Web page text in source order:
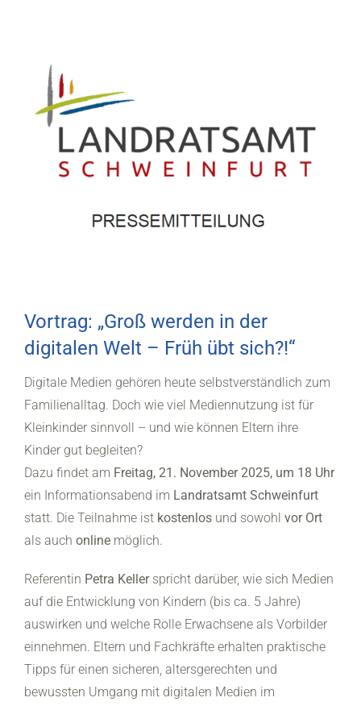
Vortrag: „Groß werden in der
digitalen Welt – Früh übt sich?!“
Digitale Medien gehören heute selbstverständlich zum
Familienalltag. Doch wie viel Mediennutzung ist für
Kleinkinder sinnvoll – und wie können Eltern ihre
Kinder gut begleiten?
Dazu findet am Freitag, 21. November 2025, um 18 Uhr
ein Informationsabend im Landratsamt Schweinfurt
statt. Die Teilnahme ist kostenlosund sowohl vor Ort
als auch onlinemöglich.
Referentin Petra Kellerspricht darüber, wie sich Medien
auf die Entwicklung von Kindern (bis ca. 5 Jahre)
auswirken und welche Rolle Erwachsene als Vorbilder
einnehmen. Eltern und Fachkräfte erhalten praktische
Tipps für einen sicheren, altersgerechten und
bewussten Umgang mit digitalen Medien im